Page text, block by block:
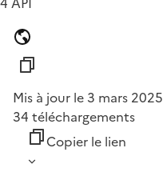
Mis à jour le 3 mars 2025
34 téléchargements
Copier le lien